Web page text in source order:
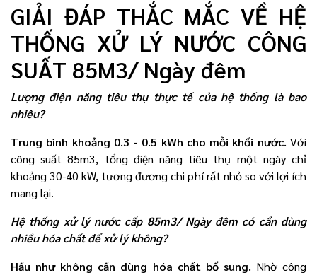
GIẢI ĐÁP THẮC MẮC VỀ HỆ
THỐNG XỬ LÝ NƯỚC CÔNG
SUẤT 85M3/ Ngày đêm
Lượng điện năng tiêu thụ thực tế của hệ thống là bao
nhiêu?
Trung bình khoảng 0.3 - 0.5 kWh cho mỗi khối nước. Với
công suất 85m3, tổng điện năng tiêu thụ một ngày chỉ
khoảng 30-40 kW, tương đương chi phí rất nhỏ so với lợi ích
mang lại.
Hệ thống xử lý nước cấp 85m3/ Ngày đêm có cần dùng
nhiều hóa chất để xử lý không?
Hầu như không cần dùng hóa chất bổ sung. Nhờ công